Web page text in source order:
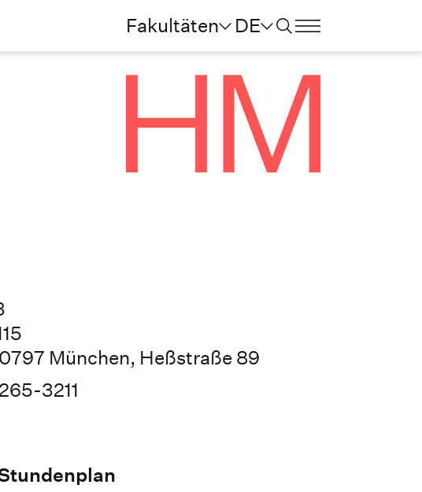
Fakultäten DE
München, Heßstraße 89
3211